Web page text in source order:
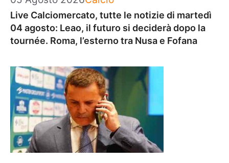
Live Calciomercato, tutte le notizie di martedì
04 agosto: Leao, il futuro si deciderà dopo la
tournée. Roma, l’esterno tra Nusa e Fofana